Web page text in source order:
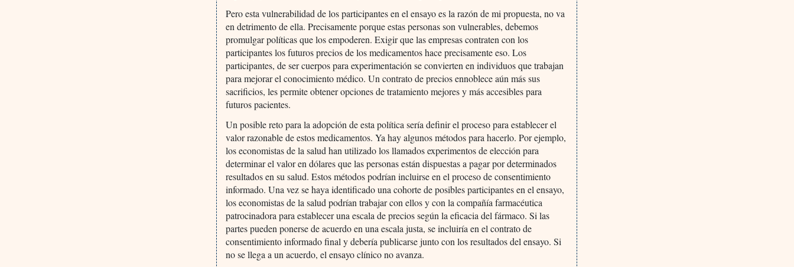
Pero esta vulnerabilidad de los participantes en el ensayo es la razón de mi propuesta, no va
en detrimento de ella. Precisamente porque estas personas son vulnerables, debemos
promulgar políticas que los empoderen. Exigir que las empresas contraten con los
participantes los futuros precios de los medicamentos hace precisamente eso. Los
participantes, de ser cuerpos para experimentación se convierten en individuos que trabajan
para mejorar el conocimiento médico. Un contrato de precios ennoblece aún más sus
sacrificios, les permite obtener opciones de tratamiento mejores y más accesibles para
futuros pacientes.
Un posible reto para la adopción de esta política sería definir el proceso para establecer el
valor razonable de estos medicamentos. Ya hay algunos métodos para hacerlo. Por ejemplo,
los economistas de la salud han utilizado los llamados experimentos de elección para
determinar el valor en dólares que las personas están dispuestas a pagar por determinados
resultados en su salud. Estos métodos podrían incluirse en el proceso de consentimiento
informado. Una vez se haya identificado una cohorte de posibles participantes en el ensayo,
los economistas de la salud podrían trabajar con ellos y con la compañía farmacéutica
patrocinadora para establecer una escala de precios según la eficacia del fármaco. Si las
partes pueden ponerse de acuerdo en una escala justa, se incluiría en el contrato de
consentimiento informado final y debería publicarse junto con los resultados del ensayo. Si
no se llega a un acuerdo, el ensayo clínico no avanza.